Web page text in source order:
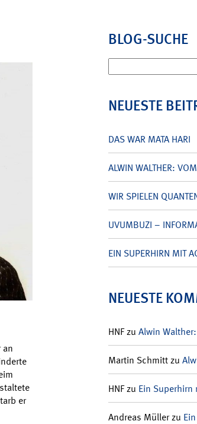
an
er
BLOG-SUCHE
nach:
NEUESTE
DAS WAR MATA HARI
ALWIN WALTHER:
WIR SPIELEN
UVUMBUZI –
EIN SUPERHIRN MIT
NEUESTE
HNFzu Alwin
Martin Schmittzu
HNFzu Ein
Andreas Müllerzu